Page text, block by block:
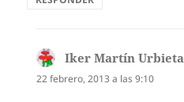
Iker Martín Urbieta
22 febrero, 2013 a las 9:10